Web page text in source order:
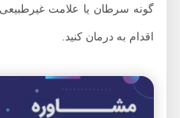
گونه سرطان یا علامت غیرطبیعی در
اقدام به درمان کنید.